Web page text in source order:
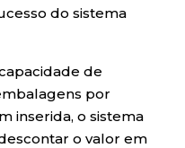
do sistema
de
por
inserida, o sistema
o valor em